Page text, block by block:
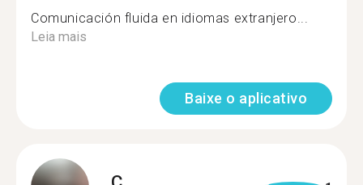
Comunicación fluida en idiomas extranjero...
Leia mais
Baixe o aplicativo